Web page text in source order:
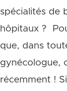
spécialités de
hôpitaux ?
que, dans
gynécologue,
récemment !